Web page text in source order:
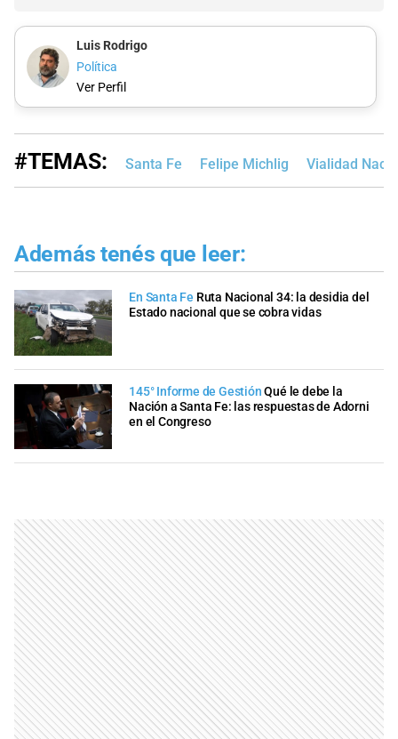
Luis Rodrigo
Política
Ver Perfil
#TEMAS: Santa Fe Felipe Michlig Vialidad
Además tenés que leer:
En Santa Fe Ruta Nacional 34: la desidia del
Estado nacional que se cobra vidas
145° Informe de Gestión Qué le debe la
Nación a Santa Fe: las respuestas de Adorni
en el Congreso